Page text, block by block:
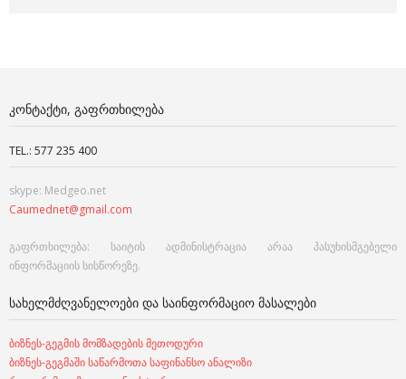
ᲙᲝᲜᲢᲐᲥᲢᲘ, ᲒᲐᲤᲠᲗᲮᲘᲚᲔᲑᲐ
TEL.: 577 235 400
skype: Medgeo.net
Caumednet@gmail.com
გაფრთხილება: საიტის ადმინისტრაცია არაა პასუხისმგებელი
ინფორმაციის სისწორეზე.
ᲡᲐᲮᲔᲚᲛᲫᲦᲕᲐᲜᲔᲚᲝᲔᲑᲘ ᲓᲐ ᲡᲐᲘᲜᲤᲝᲠᲛᲐᲪᲘᲝ ᲛᲐᲡᲐᲚᲔᲑᲘ
ბიზნეს-გეგმის მომზადების მეთოდური
ბიზნეს-გეგმაში საწარმოთა საფინანსო ანალიზი